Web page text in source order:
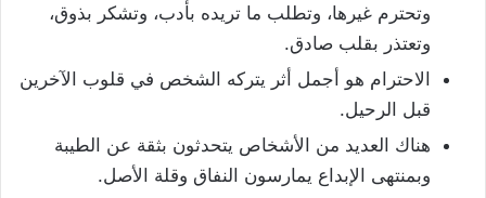
وتحترم غيرها، وتطلب ما تريده بأدب، وتشكر بذوق،
وتعتذر بقلب صادق.
الاحترام هو أجمل أثر يتركه الشخص في قلوب الآخرين
قبل الرحيل.
هناك العديد من الأشخاص يتحدثون بثقة عن الطيبة
وبمنتهى الإبداع يمارسون النفاق وقلة الأصل.